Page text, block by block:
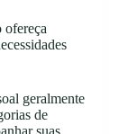
ofereça
geralmente
de